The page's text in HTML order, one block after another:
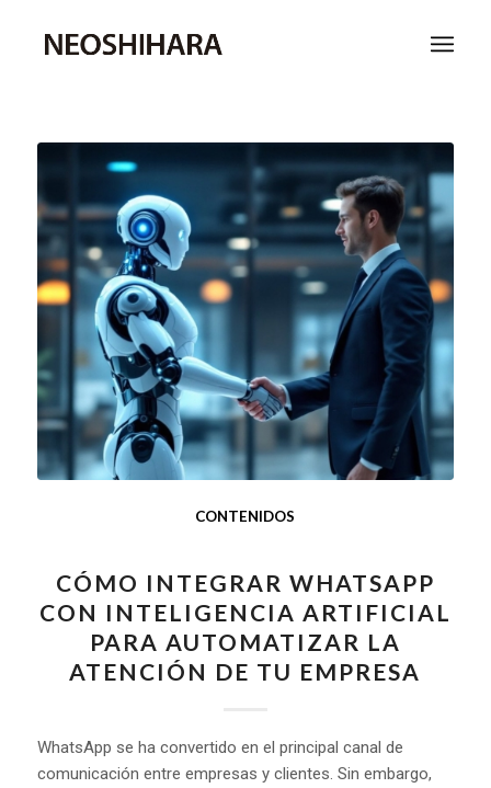
CONTENIDOS
CÓMO INTEGRAR WHATSAPP
CON INTELIGENCIA ARTIFICIAL
PARA AUTOMATIZAR LA
ATENCIÓN DE TU EMPRESA
WhatsApp se ha convertido en el principal canal de
comunicación entre empresas y clientes. Sin embargo,